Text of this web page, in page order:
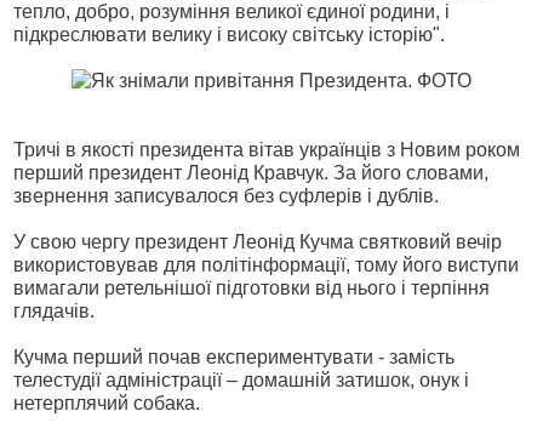
тепло, добро, розуміння великої єдиної родини, і
підкреслювати велику і високу світську історію".
Тричі в якості президента вітав українців з Новим роком
перший президент Леонід Кравчук. За його словами,
звернення записувалося без суфлерів і дублів.
У свою чергу президент Леонід Кучма святковий вечір
використовував для політінформації, тому його виступи
вимагали ретельнішої підготовки від нього і терпіння
глядачів.
Кучма перший почав експериментувати - замість
телестудії адміністрації – домашній затишок, онук і
нетерплячий собака.